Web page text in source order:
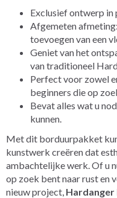
Exclusief ontwerp in
Afgemeten
toevoegen van een
Geniet van het
van traditioneel
Perfect voor zowel
beginners die op
Bevat alles wat u
kunnen.
Met dit borduurpakket
kunstwerk creëren dat
ambachtelijke werk. Of u
op zoek bent naar rust en
nieuw project, Hardanger